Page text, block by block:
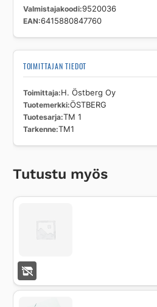
Valmistajakoodi 9520036
EAN 6415880847760
TOIMITTAJAN TIEDOT
Toimittaja H. Östberg Oy
Tuotemerkki ÖSTBERG
Tuotesarja TM 1
Tarkenne TM1
Tutustu myös